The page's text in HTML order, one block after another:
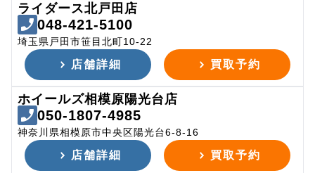
ライダース北戸田店
048-421-5100
埼玉県戸田市笹目北町10-22
店舗詳細 買取予約
ホイールズ相模原陽光台店
050-1807-4985
神奈川県相模原市中央区陽光台6-8-16
店舗詳細 買取予約